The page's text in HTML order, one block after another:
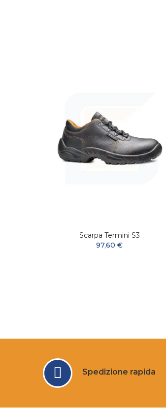
Scarpa Termini S3
97,60 €
Spedizione rapida